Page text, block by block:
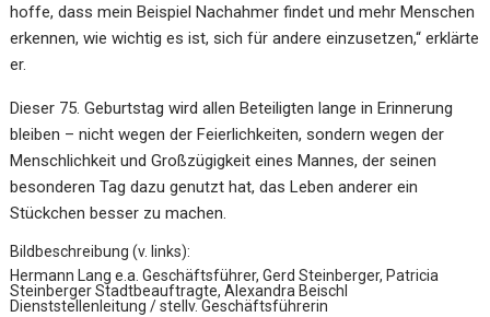
hoffe, dass mein Beispiel Nachahmer findet und mehr Menschen
erkennen, wie wichtig es ist, sich für andere einzusetzen,“ erklärte
er.
Dieser 75. Geburtstag wird allen Beteiligten lange in Erinnerung
bleiben – nicht wegen der Feierlichkeiten, sondern wegen der
Menschlichkeit und Großzügigkeit eines Mannes, der seinen
besonderen Tag dazu genutzt hat, das Leben anderer ein
Stückchen besser zu machen.
Bildbeschreibung (v. links):
Hermann Lang e.a. Geschäftsführer, Gerd Steinberger, Patricia
Steinberger Stadtbeauftragte, Alexandra Beischl
Dienststellenleitung / stellv. Geschäftsführerin